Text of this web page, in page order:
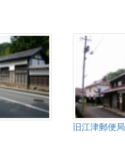
旧江津郵便局